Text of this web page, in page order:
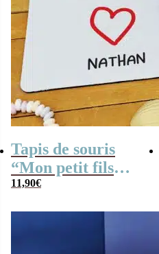
Tapis de souris
“Mon petit fils
parfait” – cadeau
11,90€